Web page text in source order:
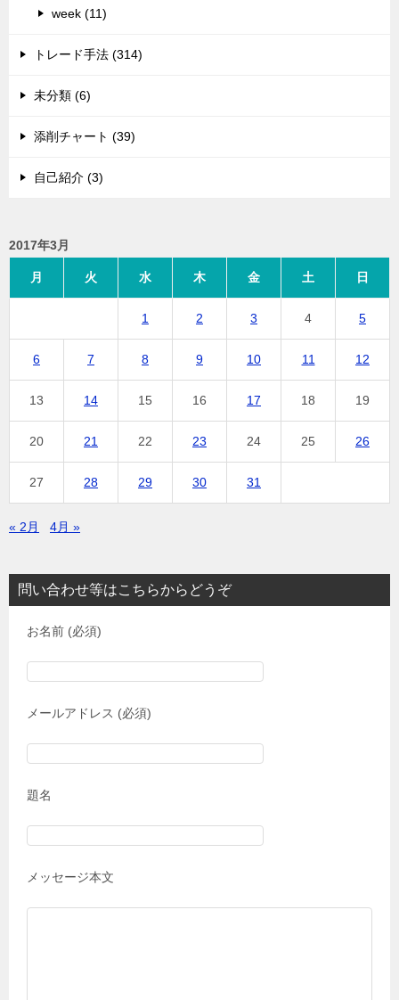
week (11)
トレード手法 (314)
未分類 (6)
添削チャート (39)
自己紹介 (3)
2017年3月
月 火 水 木 金 土 日
1 2 3 4 5
6 7 8 9 10 11 12
13 14 15 16 17 18 19
20 21 22 23 24 25 26
27 28 29 30 31
« 2月 4月 »
問い合わせ等はこちらからどうぞ
お名前 (必須)
メールアドレス (必須)
題名
メッセージ本文